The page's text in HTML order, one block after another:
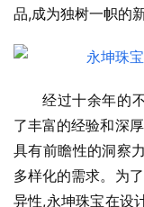
品,成为独树一帜的
经过十余年的
了丰富的经验和深
具有前瞻性的洞察
多样化的需求。为
异性,永坤珠宝在设